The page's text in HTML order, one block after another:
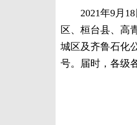
2021年9月18
区、桓台县、高
城区及齐鲁石化
号。届时，各级